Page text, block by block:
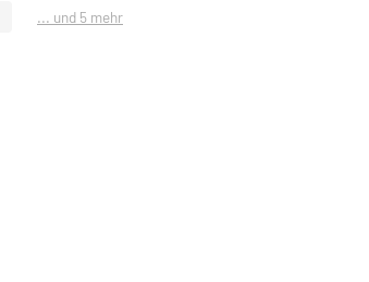
... und 5 mehr